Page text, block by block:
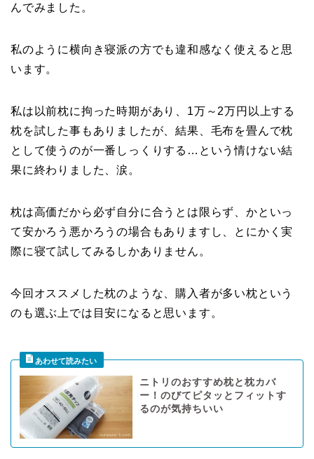
んでみました。
私のように横向き寝派の方でも違和感なく使えると思
います。
私は以前枕に拘った時期があり、1万～2万円以上する
枕を試した事もありましたが、結果、毛布を畳んで枕
として使うのが一番しっくりする…という情けない結
果に終わりました、涙。
枕は高価だから必ず自分に合うとは限らず、かといっ
て安かろう悪かろうの場合もありますし、とにかく実
際に寝て試してみるしかありません。
今回オススメした枕のような、購入者が多い枕という
のも選ぶ上では目安になると思います。
ニトリのおすすめ枕と枕カバ
ー！のびてピタッとフィットす
るのが気持ちいい